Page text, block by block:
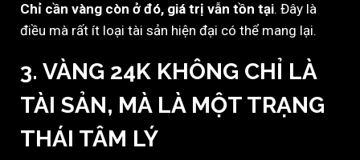
Chỉ cần vàng còn ở đó, giá trị vẫn tồn tại. Đây là
điều mà rất ít loại tài sản hiện đại có thể mang lại.
3. VÀNG 24K KHÔNG CHỈ LÀ
TÀI SẢN, MÀ LÀ MỘT TRẠNG
THÁI TÂM LÝ